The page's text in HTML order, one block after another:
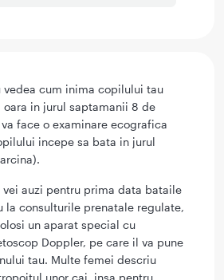
vedea cum inima copilului tau
in jurul saptamanii 8 de
face o examinare ecografica
incepe sa bata in jurul
auzi pentru prima data bataile
la consulturile prenatale regulate,
un aparat special cu
Doppler, pe care il va pune
tau. Multe femei descriu